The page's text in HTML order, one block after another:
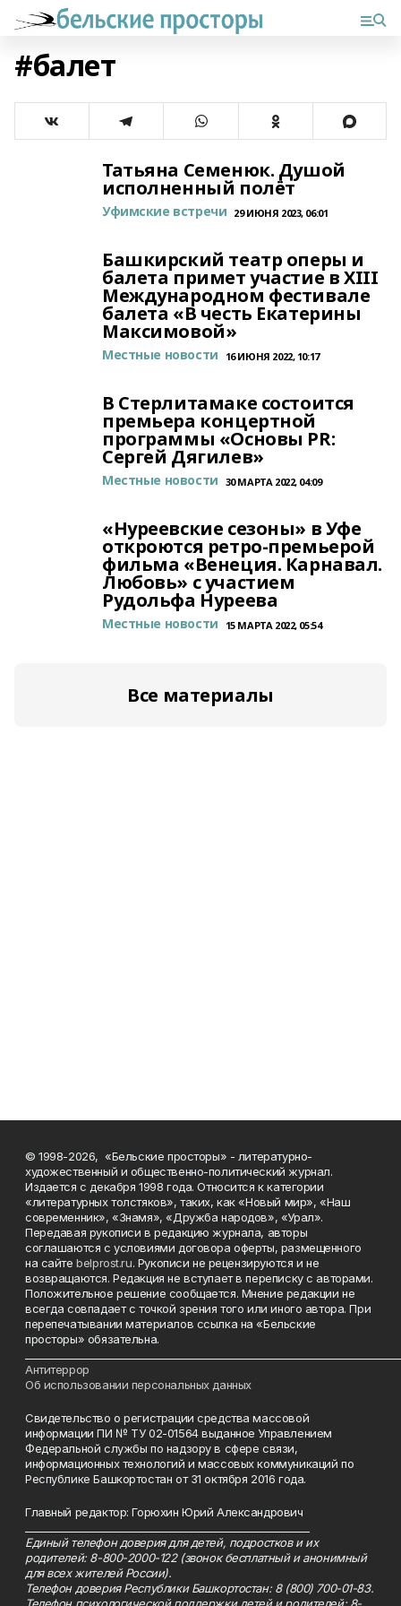
#балет
Татьяна Семенюк. Душой
исполненный полёт
Уфимские встречи 29 ИЮНЯ 2023, 06:01
Башкирский театр оперы и
балета примет участие в XIII
Международном фестивале
балета «В честь Екатерины
Максимовой»
Местные новости 16 ИЮНЯ 2022, 10:17
В Стерлитамаке состоится
премьера концертной
программы «Основы PR:
Сергей Дягилев»
Местные новости 30 МАРТА 2022, 04:09
«Нуреевские сезоны» в Уфе
откроются ретро-премьерой
фильма «Венеция. Карнавал.
Любовь» с участием
Рудольфа Нуреева
Местные новости 15 МАРТА 2022, 05:54
Все материалы
© 1998-2026, «Бельские просторы» - литературно-
художественный и общественно-политический журнал.
Издается с декабря 1998 года. Относится к категории
«литературных толстяков», таких, как «Новый мир», «Наш
современник», «Знамя», «Дружба народов», «Урал».
Передавая рукописи в редакцию журнала, авторы
соглашаются с условиями договора оферты, размещенного
на сайтеbelprost.ru. Рукописи не рецензируются и не
возвращаются. Редакция не вступает в переписку с авторами.
Положительное решение сообщается. Мнение редакции не
всегда совпадает с точкой зрения того или иного автора. При
перепечатывании материалов ссылка на «Бельские
просторы» обязательна.
Антитеррор
Об использовании персональных данных
Свидетельство о регистрации средства массовой
информации ПИ № ТУ 02-01564 выданное Управлением
Федеральной службы по надзору в сфере связи,
информационных технологий и массовых коммуникаций по
Республике Башкортостан от 31 октября 2016 года.
Главный редактор: Горюхин Юрий Александрович
Единый телефон доверия для детей, подростков и их
родителей: 8-800-2000-122 (звонок бесплатный и анонимный
для всех жителей России).
Телефон доверия Республики Башкортостан: 8 (800) 700-01-83.